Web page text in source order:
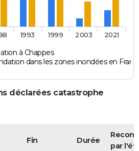
à Chappes
dans les zones inondées en
1993 1999 2003 2021
déclarées catastrophe
Fin Durée
par